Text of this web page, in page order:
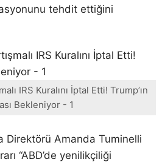
tehdit ettiğini
IRS Kuralını İptal Etti! Trump’ın
Bekleniyor - 1
Direktörü Amanda Tuminelli
“ABD’de yenilikçiliği